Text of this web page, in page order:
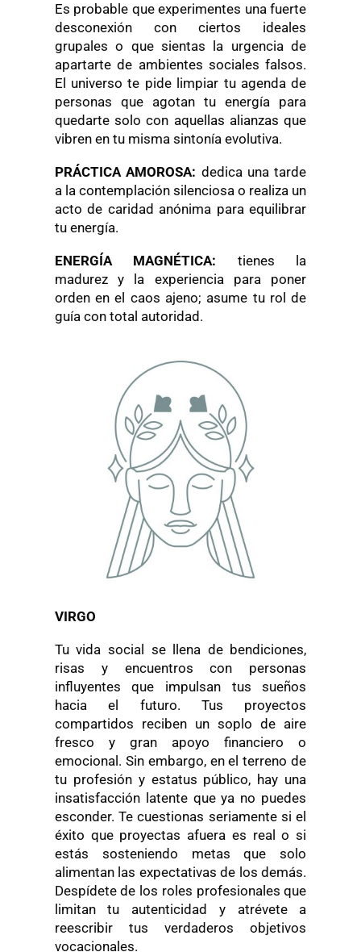
Es probable que experimentes una fuerte
desconexión con ciertos ideales
grupales o que sientas la urgencia de
apartarte de ambientes sociales falsos.
El universo te pide limpiar tu agenda de
personas que agotan tu energía para
quedarte solo con aquellas alianzas que
vibren en tu misma sintonía evolutiva.
PRÁCTICA AMOROSA: dedica una tarde
a la contemplación silenciosa o realiza un
acto de caridad anónima para equilibrar
tu energía.
ENERGÍA MAGNÉTICA: tienes la
madurez y la experiencia para poner
orden en el caos ajeno; asume tu rol de
guía con total autoridad.
VIRGO
Tu vida social se llena de bendiciones,
risas y encuentros con personas
influyentes que impulsan tus sueños
hacia el futuro. Tus proyectos
compartidos reciben un soplo de aire
fresco y gran apoyo financiero o
emocional. Sin embargo, en el terreno de
tu profesión y estatus público, hay una
insatisfacción latente que ya no puedes
esconder. Te cuestionas seriamente si el
éxito que proyectas afuera es real o si
estás sosteniendo metas que solo
alimentan las expectativas de los demás.
Despídete de los roles profesionales que
limitan tu autenticidad y atrévete a
reescribir tus verdaderos objetivos
vocacionales.